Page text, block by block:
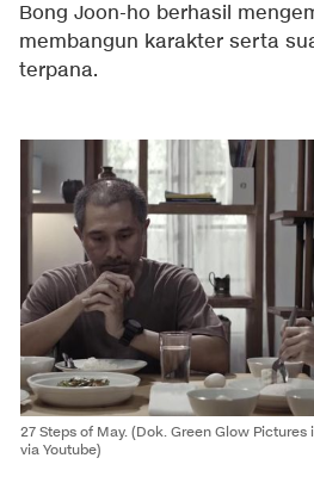
Bong Joon-ho berhasil
membangun karakter serta
terpana.
27 Steps of May. (Dok. Green Glow
via Youtube)